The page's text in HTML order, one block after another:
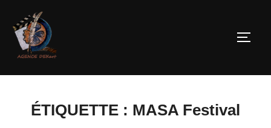
ÉTIQUETTE : MASA Festival